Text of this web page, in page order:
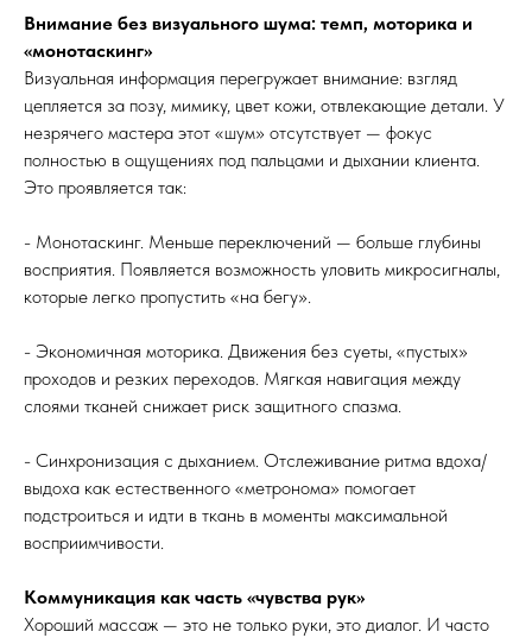
Внимание без визуального шума: темп, моторика и
«монотаскинг»
Визуальная информация перегружает внимание: взгляд
цепляется за позу, мимику, цвет кожи, отвлекающие детали. У
незрячего мастера этот «шум» отсутствует — фокус
полностью в ощущениях под пальцами и дыхании клиента.
Это проявляется так:
- Монотаскинг. Меньше переключений — больше глубины
восприятия. Появляется возможность уловить микросигналы,
которые легко пропустить «на бегу».
- Экономичная моторика. Движения без суеты, «пустых»
проходов и резких переходов. Мягкая навигация между
слоями тканей снижает риск защитного спазма.
- Синхронизация с дыханием. Отслеживание ритма вдоха/
выдоха как естественного «метронома» помогает
подстроиться и идти в ткань в моменты максимальной
восприимчивости.
Коммуникация как часть «чувства рук»
Хороший массаж — это не только руки, это диалог. И часто